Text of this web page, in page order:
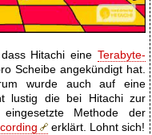
Hitachi eine Terabyte-
Scheibe angekündigt hat.
wurde auch auf eine
lustig die bei Hitachi zur
Methode der
erklärt. Lohnt sich!